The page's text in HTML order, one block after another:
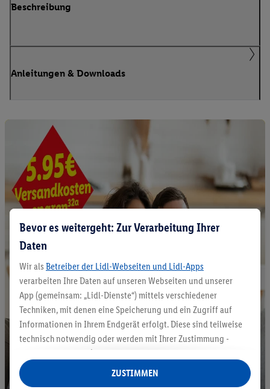
Beschreibung
Anleitungen & Downloads
Bevor es weitergeht: Zur Verarbeitung Ihrer
Daten
Wir als Betreiber der Lidl-Webseiten und Lidl-Apps
verarbeiten Ihre Daten auf unseren Webseiten und unserer
App (gemeinsam: „Lidl-Dienste“) mittels verschiedener
Techniken, mit denen eine Speicherung und ein Zugriff auf
Informationen in Ihrem Endgerät erfolgt. Diese sind teilweise
technisch notwendig oder werden mit Ihrer Zustimmung -
auch durch Partner (u.a.
Verantwortliche; im Zusammenhang mit dem IAB TCF
insgesamt
ZUSTIMMEN